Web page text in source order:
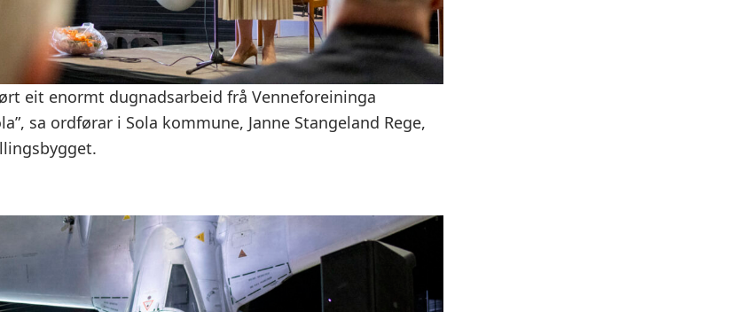
eit enormt dugnadsarbeid frå Venneforeininga
sa ordførar i Sola kommune, Janne Stangeland Rege,